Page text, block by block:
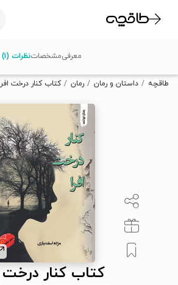
تخفیف از طاقچه دریافت کن.
طاقچه داستان و رمان رمان کتاب کنار درخت افرا
کتاب کنار درخت
معرفیمشخصاتنظرات (۱)